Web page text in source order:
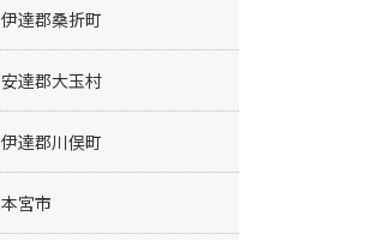
伊達郡桑折町
安達郡大玉村
伊達郡川俣町
本宮市